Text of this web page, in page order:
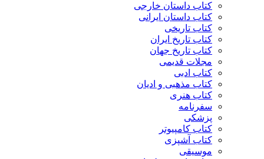
کتاب داستان خارجی
کتاب داستان ایرانی
کتاب تاریخی
کتاب تاریخ ایران
کتاب تاریخ جهان
مجلات قدیمی
کتاب ادبی
کتاب مذهبی و ادیان
کتاب هنری
سفرنامه
پزشکی
کتاب کامپیوتر
کتاب آشپزی
موسیقی